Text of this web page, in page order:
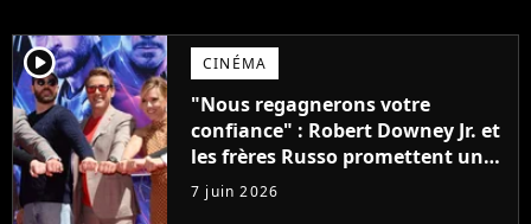
player2 CINÉMA
"Nous regagnerons votre
confiance" : Robert Downey Jr. et
les frères Russo promettent une
révolution pour Avengers :
Doomsday
7 juin 2026